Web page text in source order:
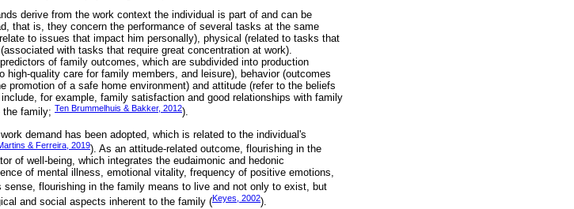
derive from the work context the individual is part of and can be
that is, they concern the performance of several tasks at the same
to issues that impact him personally), physical (related to tasks that
with tasks that require great concentration at work).
of family outcomes, which are subdivided into production
quality care for family members, and leisure), behavior (outcomes
promotion of a safe home environment) and attitude (refer to the beliefs
for example, family satisfaction and good relationships with family
the family; Ten Brummelhuis & Bakker, 2012).
demand has been adopted, which is related to the individual's
& Ferreira, 2019). As an attitude-related outcome, flourishing in the
of well-being, which integrates the eudaimonic and hedonic
of mental illness, emotional vitality, frequency of positive emotions,
sense, flourishing in the family means to live and not only to exist, but
and social aspects inherent to the family (Keyes, 2002).